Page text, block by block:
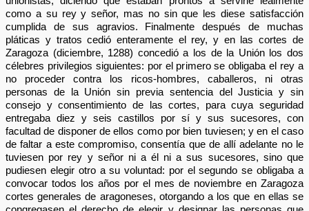
como a su rey y señor, mas no sin que les diese satisfacción
cumplida de sus agravios. Finalmente después de muchas
pláticas y tratos cedió enteramente el rey, y en las cortes de
Zaragoza (diciembre, 1288) concedió a los de la Unión los dos
célebres privilegios siguientes: por el primero se obligaba el rey a
no proceder contra los ricos-hombres, caballeros, ni otras
personas de la Unión sin previa sentencia del Justicia y sin
consejo y consentimiento de las cortes, para cuya seguridad
entregaba diez y seis castillos por sí y sus sucesores, con
facultad de disponer de ellos como por bien tuviesen; y en el caso
de faltar a este compromiso, consentía que de allí adelante no le
tuviesen por rey y señor ni a él ni a sus sucesores, sino que
pudiesen elegir otro a su voluntad: por el segundo se obligaba a
convocar todos los años por el mes de noviembre en Zaragoza
cortes generales de aragoneses, otorgando a los que en ellas se